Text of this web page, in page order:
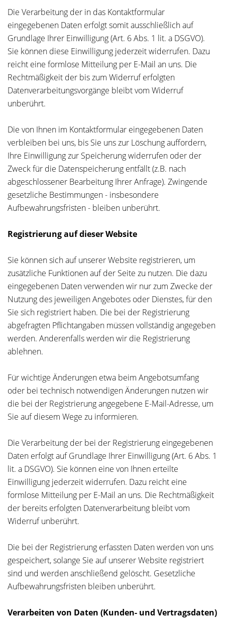
Die Verarbeitung der in das Kontaktformular
eingegebenen Daten erfolgt somit ausschließlich auf
Grundlage Ihrer Einwilligung (Art. 6 Abs. 1 lit. a DSGVO).
Sie können diese Einwilligung jederzeit widerrufen. Dazu
reicht eine formlose Mitteilung per E-Mail an uns. Die
Rechtmäßigkeit der bis zum Widerruf erfolgten
Datenverarbeitungsvorgänge bleibt vom Widerruf
unberührt.
Die von Ihnen im Kontaktformular eingegebenen Daten
verbleiben bei uns, bis Sie uns zur Löschung auffordern,
Ihre Einwilligung zur Speicherung widerrufen oder der
Zweck für die Datenspeicherung entfällt (z.B. nach
abgeschlossener Bearbeitung Ihrer Anfrage). Zwingende
gesetzliche Bestimmungen - insbesondere
Aufbewahrungsfristen - bleiben unberührt.
Registrierung auf dieser Website
Sie können sich auf unserer Website registrieren, um
zusätzliche Funktionen auf der Seite zu nutzen. Die dazu
eingegebenen Daten verwenden wir nur zum Zwecke der
Nutzung des jeweiligen Angebotes oder Dienstes, für den
Sie sich registriert haben. Die bei der Registrierung
abgefragten Pflichtangaben müssen vollständig angegeben
werden. Anderenfalls werden wir die Registrierung
ablehnen.
Für wichtige Änderungen etwa beim Angebotsumfang
oder bei technisch notwendigen Änderungen nutzen wir
die bei der Registrierung angegebene E-Mail-Adresse, um
Sie auf diesem Wege zu informieren.
Die Verarbeitung der bei der Registrierung eingegebenen
Daten erfolgt auf Grundlage Ihrer Einwilligung (Art. 6 Abs. 1
lit. a DSGVO). Sie können eine von Ihnen erteilte
Einwilligung jederzeit widerrufen. Dazu reicht eine
formlose Mitteilung per E-Mail an uns. Die Rechtmäßigkeit
der bereits erfolgten Datenverarbeitung bleibt vom
Widerruf unberührt.
Die bei der Registrierung erfassten Daten werden von uns
gespeichert, solange Sie auf unserer Website registriert
sind und werden anschließend gelöscht. Gesetzliche
Aufbewahrungsfristen bleiben unberührt.
Verarbeiten von Daten (Kunden- und Vertragsdaten)